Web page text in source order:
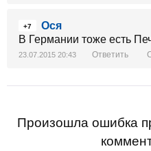
[Зображення недоступне]
+7
Ося
В Германии тоже есть
23.07.2015 20:43 Ответить
Произошла ошибка